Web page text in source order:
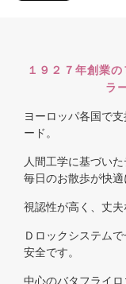
１９２７年創業
ラ
ヨーロッパ各国で
ード。
人間工学に基づい
毎日のお散歩が快適
視認性が高く、丈夫
Ｄロックシステム
安全です。
中心のバタフライロ